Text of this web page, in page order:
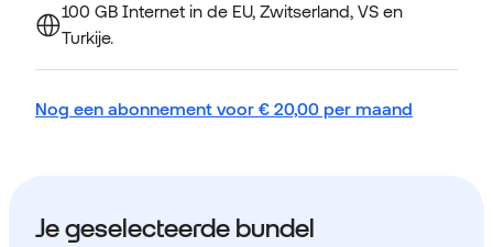
100 GB Internet in de EU, Zwitserland, VS en
Turkije.
Nog een abonnement voor € 20,00 per maand
Je geselecteerde bundel